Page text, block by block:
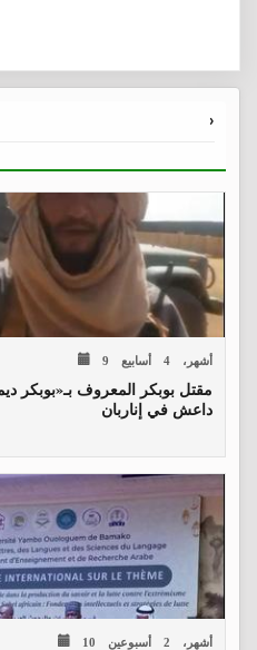
›
9 أشهر، 4 أسابيع
مقتل بوبكر المعروف بـ«بوبكر
داعش في إناربان
10 أشهر، 2 أسبوعين